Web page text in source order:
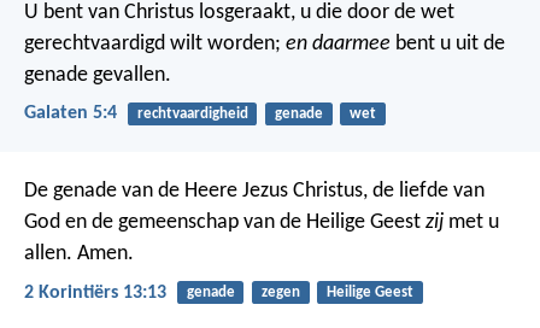
U bent van Christus losgeraakt, u die door de wet
gerechtvaardigd wilt worden; en daarmee bent u uit de
genade gevallen.
Galaten 5:4 rechtvaardigheid genade wet
De genade van de Heere Jezus Christus, de liefde van
God en de gemeenschap van de Heilige Geest zij met u
allen. Amen.
2 Korintiërs 13:13 genade zegen Heilige Geest